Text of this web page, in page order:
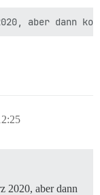
2020, aber dann